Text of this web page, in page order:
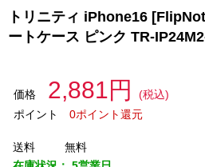
トリニティ iPhone16
ートケース ピンク TR-
価格 2,881円
(税込)
ポイント
0ポイント還元
送料
無料